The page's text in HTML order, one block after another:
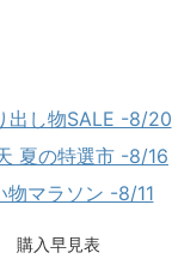
出し物SALE -8/20
夏の特選市 -8/16
物マラソン -8/11
購入早見表